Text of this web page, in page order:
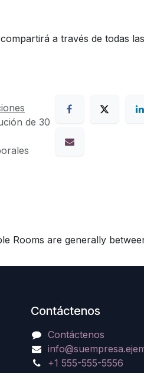
a través de todas
de 30
Rooms are generally
Contáctenos
Contáctenos
+1 555-555-5556